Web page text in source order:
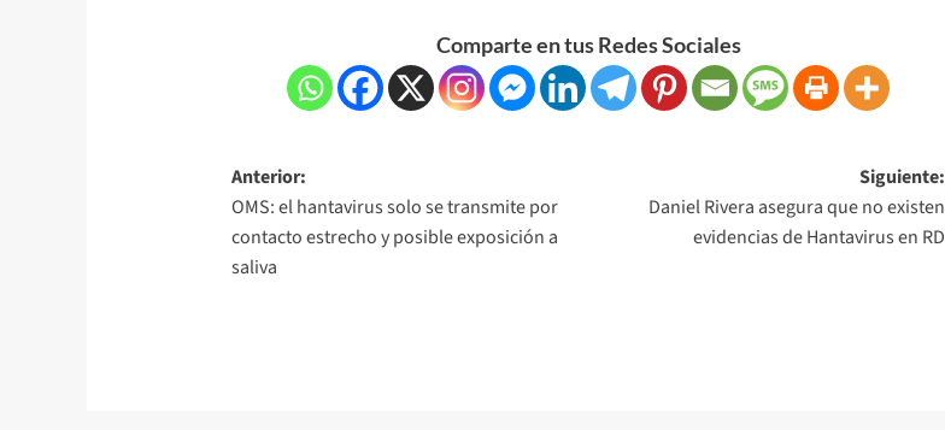
Comparte en tus Redes Sociales
Anterior:
OMS: el hantavirus solo se transmite por
contacto estrecho y posible exposición a
saliva
Siguiente:
Daniel Rivera asegura que no existen
evidencias de Hantavirus en RD